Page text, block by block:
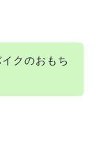
クのおもち